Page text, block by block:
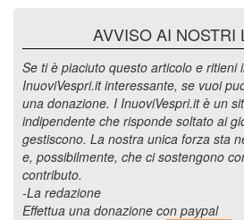
AVVISO AI NOSTRI
Se ti è piaciuto questo articolo e ritieni
InuoviVespri.it interessante, se vuoi
una donazione. I InuoviVespri.it è un
indipendente che risponde soltato ai
gestiscono. La nostra unica forza sta
e, possibilmente, che ci sostengono
contributo.
-La redazione
Effettua una donazione con paypal